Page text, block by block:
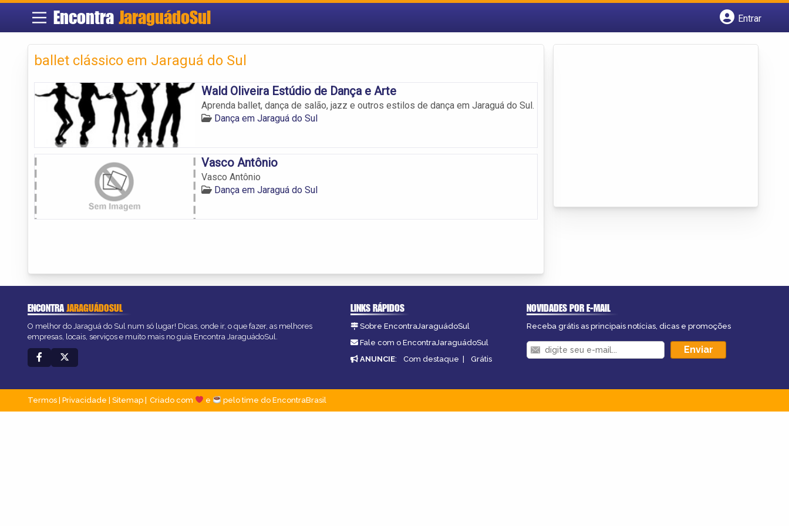
Encontra JaraguádoSul
Entrar
ballet clássico em Jaraguá do Sul
Wald Oliveira Estúdio de Dança e Arte
Aprenda ballet, dança de salão, jazz e outros estilos de dança em Jaraguá do Sul.
Dança em Jaraguá do Sul
Vasco Antônio
Vasco Antônio
Dança em Jaraguá do Sul
ENCONTRAJARAGUÁDOSUL
O melhor do Jaraguá do Sul num só lugar! Dicas, onde ir, o que fazer, as melhores
empresas, locais, serviços e muito mais no guia Encontra JaraguádoSul.
LINKS RÁPIDOS
Sobre EncontraJaraguádoSul
Fale com o EncontraJaraguádoSul
ANUNCIE: Com destaque | Grátis
NOVIDADES POR E-MAIL
Receba grátis as principais notícias, dicas e promoções
Termos Privacidade Sitemap Criado com e pelo time do EncontraBrasil